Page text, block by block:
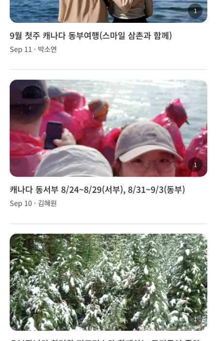
1
9월 첫주 캐나다 동부여행(스마일 삼촌과 함께)
Sep 11 · 박소연
1
캐나다 동서부 8/24~8/29(서부), 8/31~9/3(동부)
Sep 10 · 김혜원
1